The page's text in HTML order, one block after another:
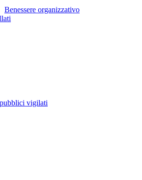
Benessere organizzativo
vigilati